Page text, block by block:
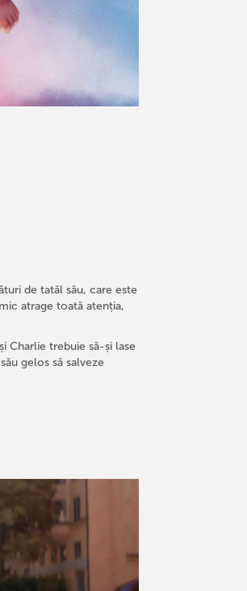
de tatăl său, care este
atrage toată atenția,
Charlie trebuie să-și lase
gelos să salveze